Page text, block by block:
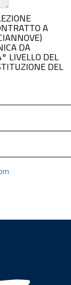
A
DA
LIVELLO DEL
DEL